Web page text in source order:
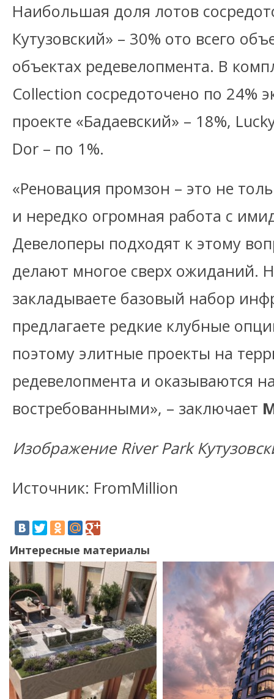
Наибольшая доля лотов
Кутузовский» – 30% ото всего
объектах редевелопмента. В
Collection сосредоточено по 24%
проекте «Бадаевский» – 18%,
Dor – по 1%.
«Реновация промзон – это не
и нередко огромная работа с
Девелоперы подходят к этому
делают многое сверх ожиданий.
закладываете базовый набор
предлагаете редкие клубные
поэтому элитные проекты на
редевелопмента и оказываются
востребованными», – заключает
Изображение River Park
Источник: FromMillion
Интересные материалы